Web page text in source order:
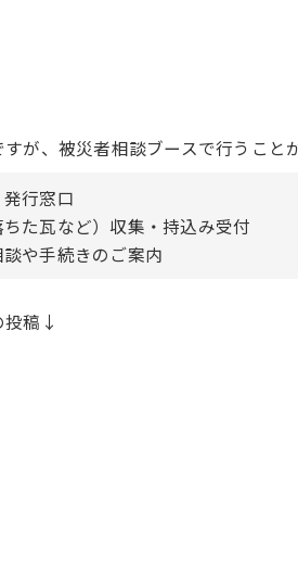
が、被災者相談ブースで行うこと
行窓口
た瓦など）収集・持込み受付
や手続きのご案内
投稿↓